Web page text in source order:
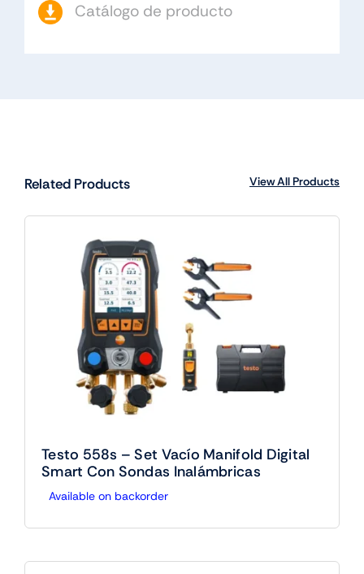
Catálogo de producto
Related Products View All Products
Testo 558s – Set Vacío Manifold Digital
Smart Con Sondas Inalámbricas
Available on backorder